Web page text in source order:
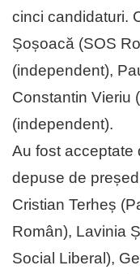
cinci candidaturi.
Șoșoacă (SOS
(independent),
Constantin Vieriu
(independent).
Au fost acceptate
depuse de
Cristian Terheș
Român), Lavinia
Social Liberal),